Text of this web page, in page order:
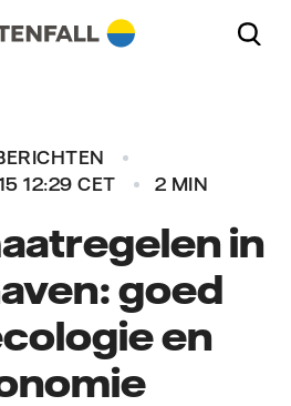
12:29 CET
2 MIN
in
goed
en